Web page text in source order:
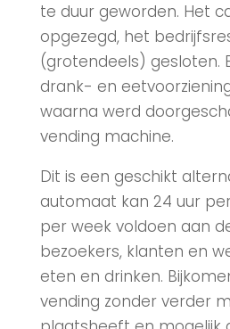
te duur geworden. Het
opgezegd, het
(grotendeels) gesloten.
drank- en
waarna werd
vending machine.
Dit is een geschikt
automaat kan 24 uur
per week voldoen aan
bezoekers, klanten en
eten en drinken.
vending zonder verder